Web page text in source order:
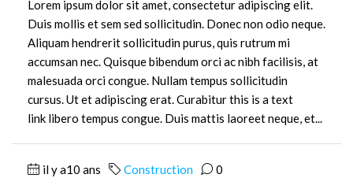
Lorem ipsum dolor sit amet, consectetur adipiscing elit.
Duis mollis et sem sed sollicitudin. Donec non odio neque.
Aliquam hendrerit sollicitudin purus, quis rutrum mi
accumsan nec. Quisque bibendum orci ac nibh facilisis, at
malesuada orci congue. Nullam tempus sollicitudin
cursus. Ut et adipiscing erat. Curabitur this is a text
link libero tempus congue. Duis mattis laoreet neque, et...
il y a10 ans Construction 0